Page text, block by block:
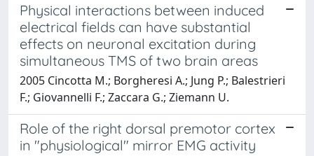
Physical interactions between induced
electrical fields can have substantial
effects on neuronal excitation during
simultaneous TMS of two brain areas
2005 Cincotta M.; Borgheresi A.; Jung P.; Balestrieri
F.; Giovannelli F.; Zaccara G.; Ziemann U.
Role of the right dorsal premotor cortex
in "physiological" mirror EMG activity